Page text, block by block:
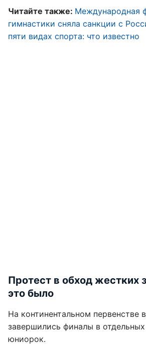
Читайте также: Международная
гимнастики сняла санкции с
пяти видах спорта: что известно
Протест в обход жестких
это было
На континентальном первенстве
завершились финалы в
юниорок.